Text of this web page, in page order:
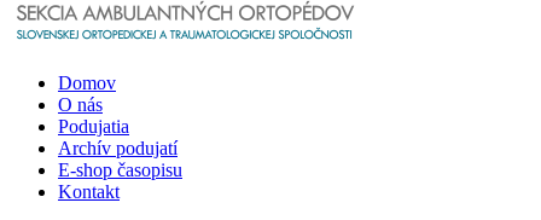
Domov
O nás
Podujatia
Archív podujatí
E-shop časopisu
Kontakt